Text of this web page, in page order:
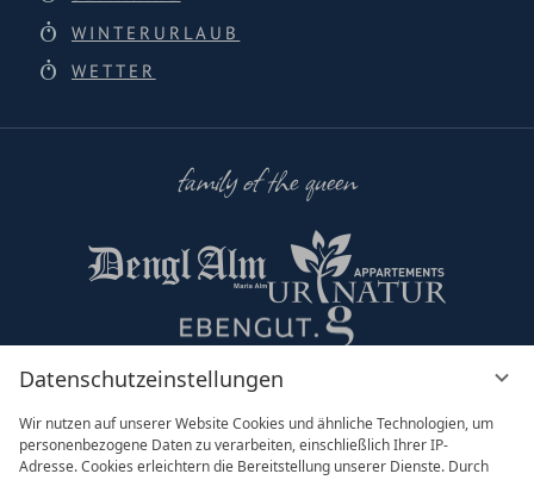
Datenschutzeinstellungen
Wir nutzen auf unserer Website Cookies und ähnliche Technologien, um
personenbezogene Daten zu verarbeiten, einschließlich Ihrer IP-
Adresse. Cookies erleichtern die Bereitstellung unserer Dienste. Durch
WINTERURLAUB
WETTER
family of the queen